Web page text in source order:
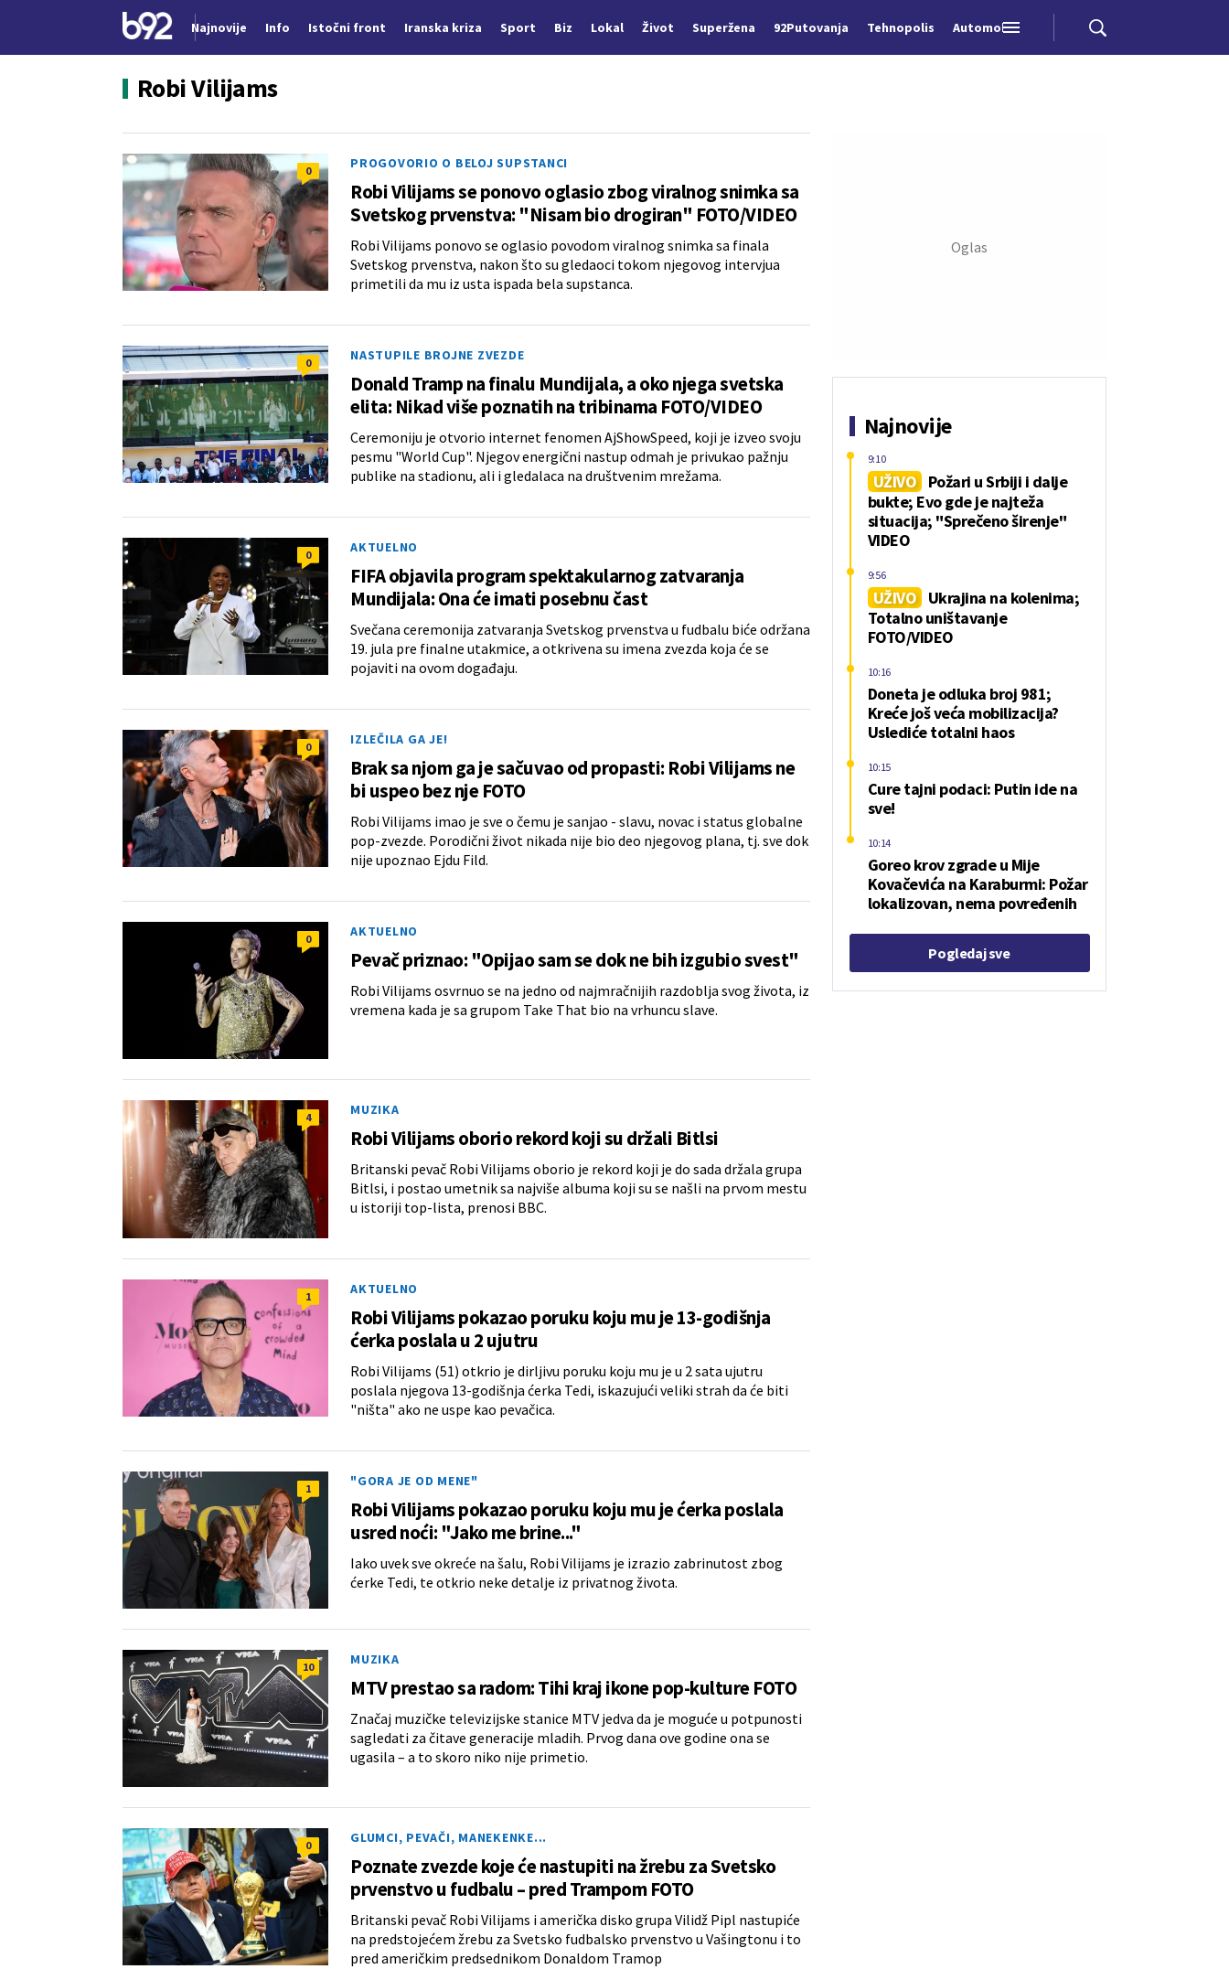
Najnovije Info Istočni front Iranska kriza Sport Biz Lokal Život Superžena 92Putovanja Tehnopolis Automobili
Robi Vilijams
0 PROGOVORIO O BELOJ SUPSTANCI
Robi Vilijams se ponovo oglasio zbog viralnog snimka sa
Svetskog prvenstva: "Nisam bio drogiran" FOTO/VIDEO
Robi Vilijams ponovo se oglasio povodom viralnog snimka sa finala
Svetskog prvenstva, nakon što su gledaoci tokom njegovog intervjua
primetili da mu iz usta ispada bela supstanca.
0 NASTUPILE BROJNE ZVEZDE
Donald Tramp na finalu Mundijala, a oko njega svetska
elita: Nikad više poznatih na tribinama FOTO/VIDEO
Ceremoniju je otvorio internet fenomen AjShowSpeed, koji je izveo svoju
pesmu "World Cup". Njegov energični nastup odmah je privukao pažnju
publike na stadionu, ali i gledalaca na društvenim mrežama.
0 AKTUELNO
FIFA objavila program spektakularnog zatvaranja
Mundijala: Ona će imati posebnu čast
Svečana ceremonija zatvaranja Svetskog prvenstva u fudbalu biće održana
19. jula pre finalne utakmice, a otkrivena su imena zvezda koja će se
pojaviti na ovom događaju.
0 IZLEČILA GA JE!
Brak sa njom ga je sačuvao od propasti: Robi Vilijams ne
bi uspeo bez nje FOTO
Robi Vilijams imao je sve o čemu je sanjao - slavu, novac i status globalne
pop-zvezde. Porodični život nikada nije bio deo njegovog plana, tj. sve dok
nije upoznao Ejdu Fild.
0 AKTUELNO
Pevač priznao: "Opijao sam se dok ne bih izgubio svest"
Robi Vilijams osvrnuo se na jedno od najmračnijih razdoblja svog života, iz
vremena kada je sa grupom Take That bio na vrhuncu slave.
4 MUZIKA
Robi Vilijams oborio rekord koji su držali Bitlsi
Britanski pevač Robi Vilijams oborio je rekord koji je do sada držala grupa
Bitlsi, i postao umetnik sa najviše albuma koji su se našli na prvom mestu
u istoriji top-lista, prenosi BBC.
1 AKTUELNO
Robi Vilijams pokazao poruku koju mu je 13-godišnja
ćerka poslala u 2 ujutru
Robi Vilijams (51) otkrio je dirljivu poruku koju mu je u 2 sata ujutru
poslala njegova 13-godišnja ćerka Tedi, iskazujući veliki strah da će biti
"ništa" ako ne uspe kao pevačica.
1 "GORA JE OD MENE"
Robi Vilijams pokazao poruku koju mu je ćerka poslala
usred noći: "Jako me brine..."
Iako uvek sve okreće na šalu, Robi Vilijams je izrazio zabrinutost zbog
ćerke Tedi, te otkrio neke detalje iz privatnog života.
10 MUZIKA
MTV prestao sa radom: Tihi kraj ikone pop-kulture FOTO
Značaj muzičke televizijske stanice MTV jedva da je moguće u potpunosti
sagledati za čitave generacije mladih. Prvog dana ove godine ona se
ugasila – a to skoro niko nije primetio.
0 GLUMCI, PEVAČI, MANEKENKE...
Poznate zvezde koje će nastupiti na žrebu za Svetsko
prvenstvo u fudbalu – pred Trampom FOTO
Britanski pevač Robi Vilijams i američka disko grupa Vilidž Pipl nastupiće
na predstojećem žrebu za Svetsko fudbalsko prvenstvo u Vašingtonu i to
pred američkim predsednikom Donaldom Tramop
Najnovije
UŽIVO
Požari u Srbiji i dalje
bukte; Evo gde je najteža
situacija; "Sprečeno širenje"
VIDEO
9:10
UŽIVO
Ukrajina na kolenima;
Totalno uništavanje
FOTO/VIDEO
9:56
Doneta je odluka broj 981;
Kreće još veća mobilizacija?
Uslediće totalni haos
10:16
Cure tajni podaci: Putin ide na
sve!
10:15
Goreo krov zgrade u Mije
Kovačevića na Karaburmi: Požar
lokalizovan, nema povređenih
10:14
Pogledaj sve